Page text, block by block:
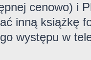
cenowo) i
inną książkę
występu w